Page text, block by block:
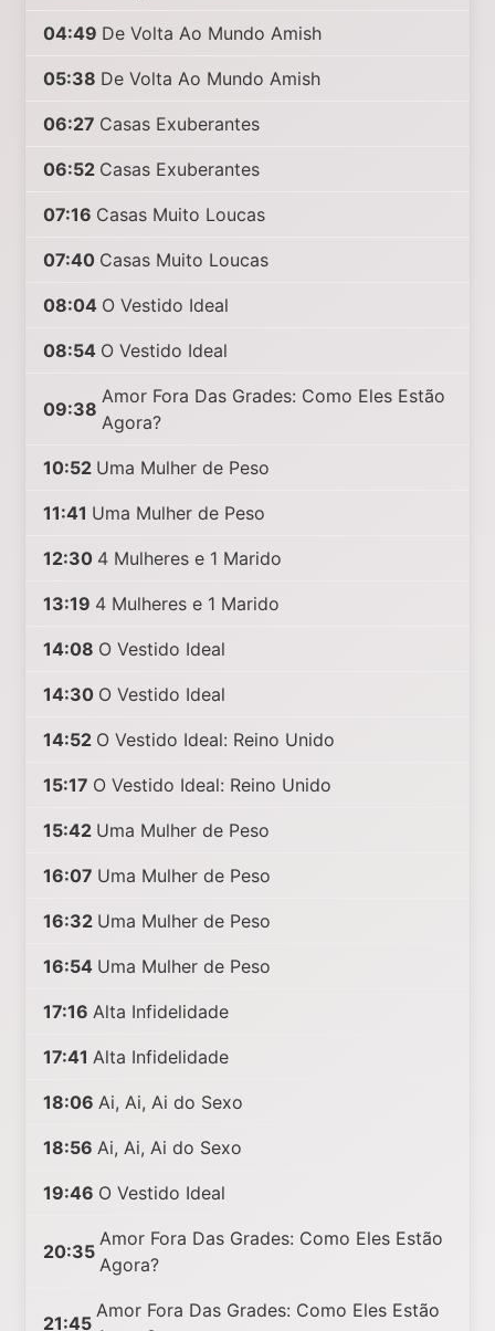
04:49 De Volta Ao Mundo Amish
05:38 De Volta Ao Mundo Amish
06:27 Casas Exuberantes
06:52 Casas Exuberantes
07:16 Casas Muito Loucas
07:40 Casas Muito Loucas
08:04 O Vestido Ideal
08:54 O Vestido Ideal
09:38
Amor Fora Das Grades: Como Eles Estão
Agora?
10:52 Uma Mulher de Peso
11:41 Uma Mulher de Peso
12:30 4 Mulheres e 1 Marido
13:19 4 Mulheres e 1 Marido
14:08 O Vestido Ideal
14:30 O Vestido Ideal
14:52 O Vestido Ideal: Reino Unido
15:17 O Vestido Ideal: Reino Unido
15:42 Uma Mulher de Peso
16:07 Uma Mulher de Peso
16:32 Uma Mulher de Peso
16:54 Uma Mulher de Peso
17:16 Alta Infidelidade
17:41 Alta Infidelidade
18:06 Ai, Ai, Ai do Sexo
18:56 Ai, Ai, Ai do Sexo
19:46 O Vestido Ideal
20:35
Amor Fora Das Grades: Como Eles Estão
Agora?
21:45
Amor Fora Das Grades: Como Eles Estão